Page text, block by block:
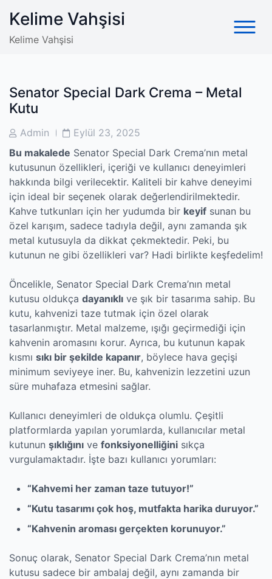
content
Kelime Vahşisi
Kelime Vahşisi
Senator Special Dark Crema – Metal
Kutu
PostAdmin
PostEylül 23, 2025
Bu makalede Senator Special Dark Crema’nın metal
kutusunun özellikleri, içeriği ve kullanıcı deneyimleri
hakkında bilgi verilecektir. Kaliteli bir kahve deneyimi
için ideal bir seçenek olarak değerlendirilmektedir.
Kahve tutkunları için her yudumda bir keyif sunan bu
özel karışım, sadece tadıyla değil, aynı zamanda şık
metal kutusuyla da dikkat çekmektedir. Peki, bu
kutunun ne gibi özellikleri var? Hadi birlikte keşfedelim!
Öncelikle, Senator Special Dark Crema’nın metal
kutusu oldukça dayanıklı ve şık bir tasarıma sahip. Bu
kutu, kahvenizi taze tutmak için özel olarak
tasarlanmıştır. Metal malzeme, ışığı geçirmediği için
kahvenin aromasını korur. Ayrıca, bu kutunun kapak
kısmı sıkı bir şekilde kapanır, böylece hava geçişi
minimum seviyeye iner. Bu, kahvenizin lezzetini uzun
süre muhafaza etmesini sağlar.
Kullanıcı deneyimleri de oldukça olumlu. Çeşitli
platformlarda yapılan yorumlarda, kullanıcılar metal
kutunun şıklığını ve fonksiyonelliğini sıkça
vurgulamaktadır. İşte bazı kullanıcı yorumları:
“Kahvemi her zaman taze tutuyor!”
“Kutu tasarımı çok hoş, mutfakta harika duruyor.”
“Kahvenin aroması gerçekten korunuyor.”
Sonuç olarak, Senator Special Dark Crema’nın metal
kutusu sadece bir ambalaj değil, aynı zamanda bir